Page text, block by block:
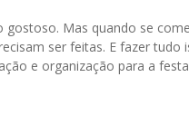
Mas quando se
ser feitas. E fazer tudo
e organização para a